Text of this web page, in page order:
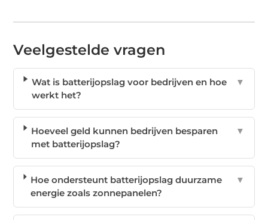
Veelgestelde vragen
Wat is batterijopslag voor bedrijven en hoe
werkt het?
▼
Hoeveel geld kunnen bedrijven besparen
met batterijopslag?
▼
Hoe ondersteunt batterijopslag duurzame
energie zoals zonnepanelen?
▼